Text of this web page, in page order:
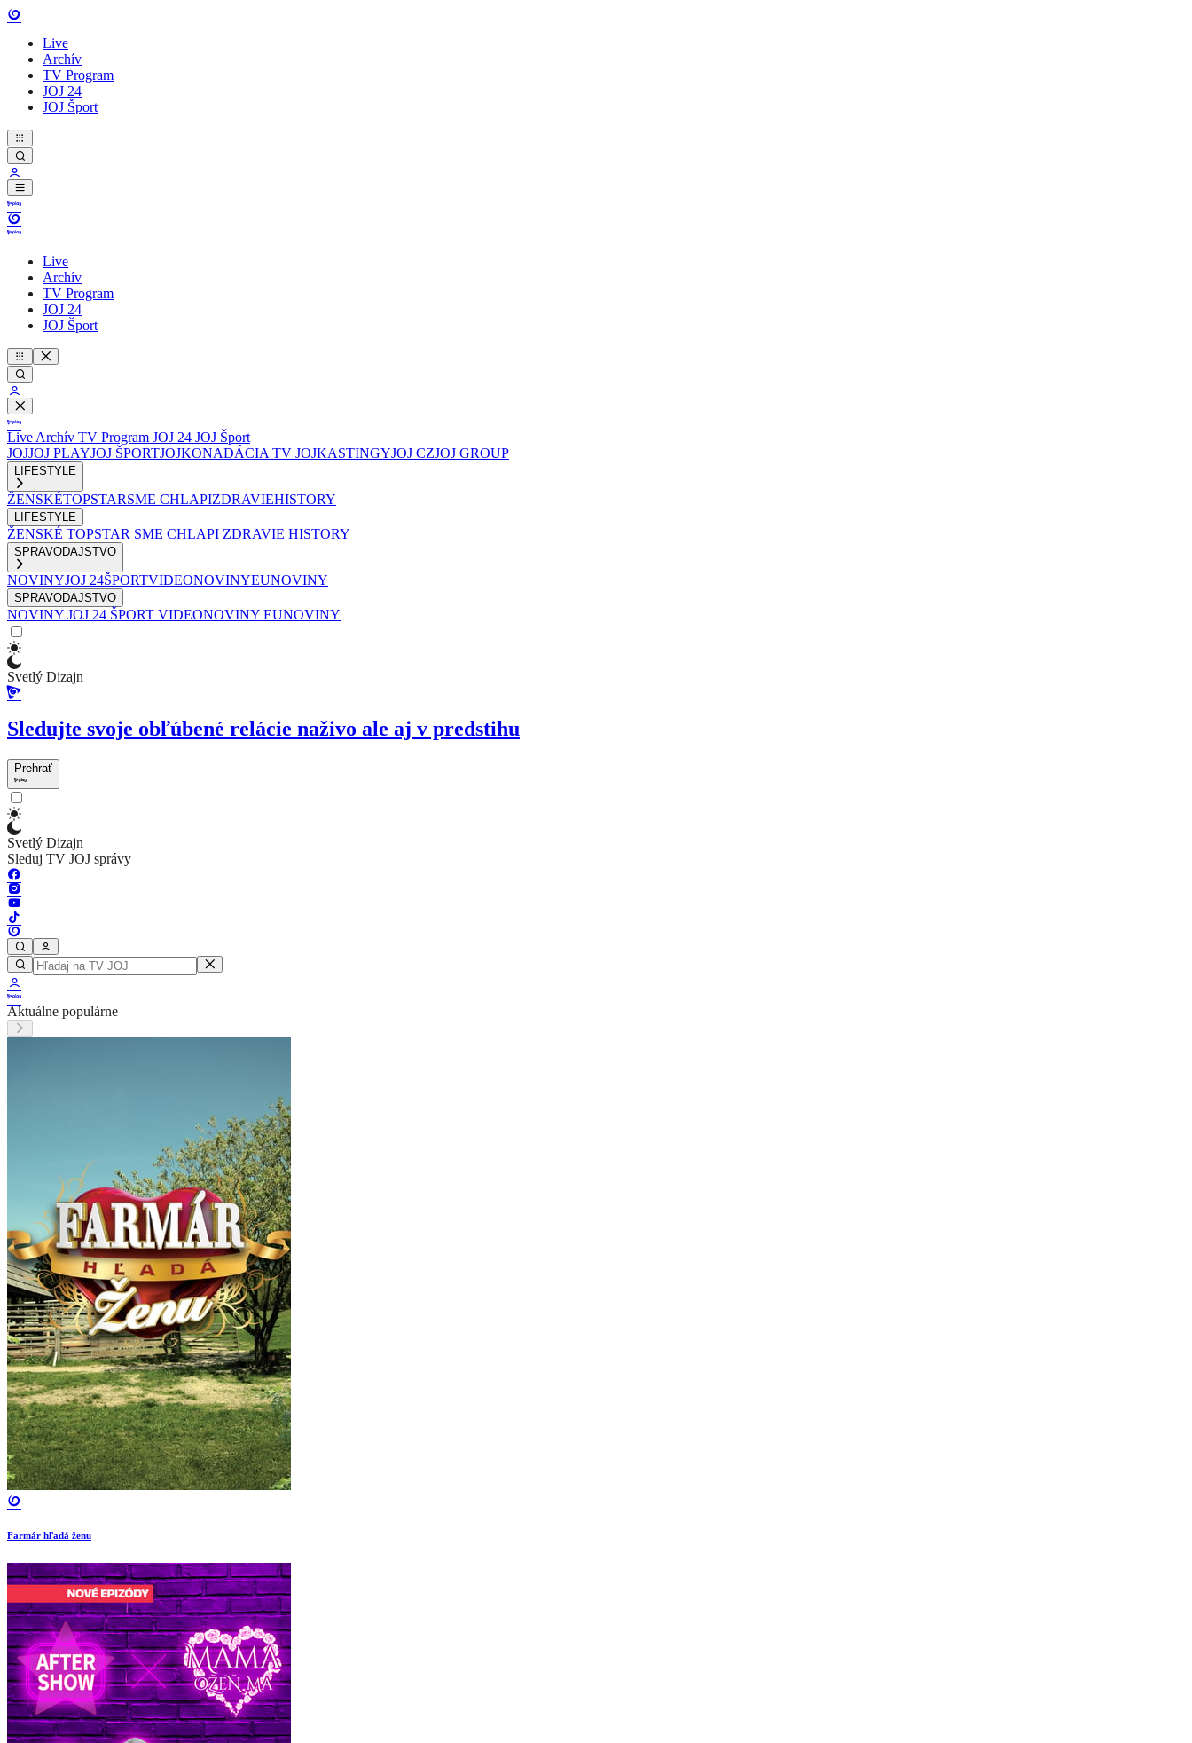
Live
Archív
TV Program
JOJ 24
JOJ Šport
Live
Archív
TV Program
JOJ 24
JOJ Šport
Live Archív TV Program JOJ 24 JOJ Šport
JOJJOJ PLAYJOJ ŠPORTJOJKONADÁCIA TV JOJKASTINGYJOJ CZJOJ GROUP
LIFESTYLE
ŽENSKÉTOPSTARSME CHLAPIZDRAVIEHISTORY
LIFESTYLE
ŽENSKÉ TOPSTAR SME CHLAPI ZDRAVIE HISTORY
SPRAVODAJSTVO
NOVINYJOJ 24ŠPORTVIDEONOVINYEUNOVINY
SPRAVODAJSTVO
NOVINY JOJ 24 ŠPORT VIDEONOVINY EUNOVINY
Svetlý Dizajn
Sledujte svoje obľúbené relácie naživo ale aj v predstihu
Prehrať
Svetlý Dizajn
Sleduj TV JOJ správy
Aktuálne populárne
Farmár hľadá ženu